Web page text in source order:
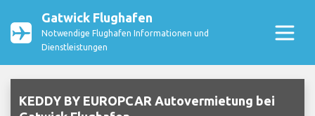
Gatwick Flughafen
Notwendige Flughafen Informationen und
Dienstleistungen
KEDDY BY EUROPCAR Autovermietung bei